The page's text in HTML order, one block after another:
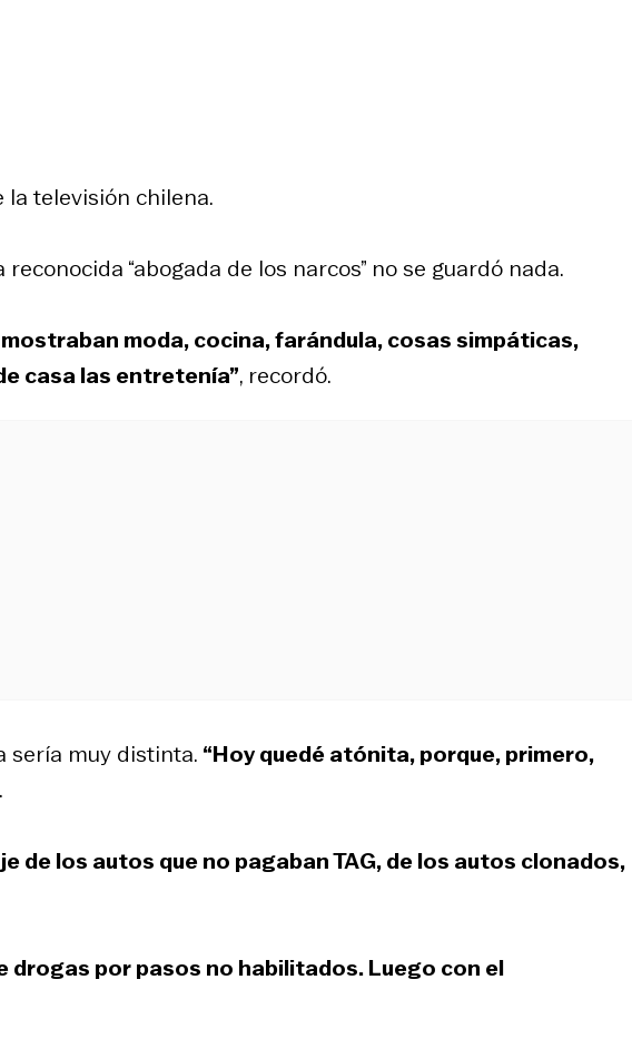
televisión chilena.
reconocida “abogada de los narcos” no se guardó nada.
moda, cocina, farándula, cosas simpáticas,
casa las entretenía”, recordó.
sería muy distinta. “Hoy quedé atónita, porque, primero,
de los autos que no pagaban TAG, de los autos clonados,
drogas por pasos no habilitados. Luego con el